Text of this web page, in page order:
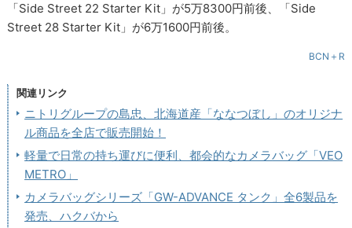
「Side Street 22 Starter Kit」が5万8300円前後、「Side
Street 28 Starter Kit」が6万1600円前後。
BCN＋R
関連リンク
ニトリグループの島忠、北海道産「ななつぼし」のオリジナ
ル商品を全店で販売開始！
軽量で日常の持ち運びに便利、都会的なカメラバッグ「VEO
METRO」
カメラバッグシリーズ「GW-ADVANCE タンク」全6製品を
発売、ハクバから